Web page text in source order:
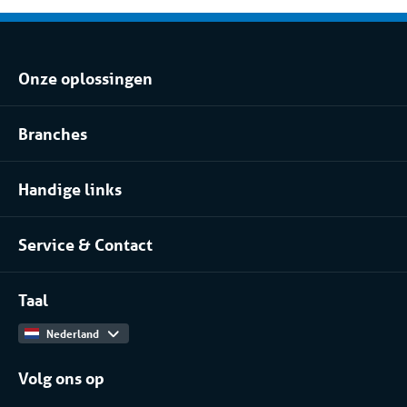
Onze oplossingen
Koel- of vriesopslag huren
Procesinstallatie huren
Klimaatbeheersing huren
Branches
Voedingsindustrie
Pharma
(Petro)chemie
Meer branches
Handige links
Over Coolworld
Projecten
Werken bij
Catalogus
Service & Contact
Contact
Taal
Nederland
Volg ons op